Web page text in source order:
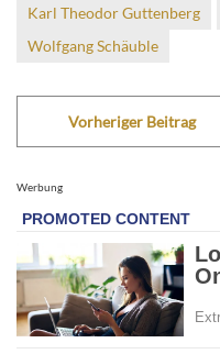
Karl Theodor Guttenberg
Wolfgang Schäuble
Vorheriger Beitrag
Werbung